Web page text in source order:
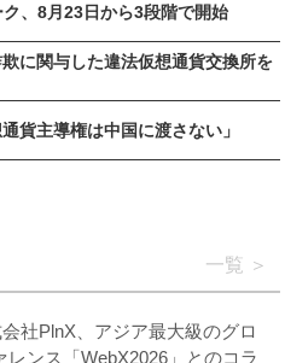
、8月23日から3段階で開始
に関与した違法仮想通貨交換所を
貨主導権は中国に渡さない」
一覧
社PlnX、アジア最大級のグロ
レンス「WebX2026」とのコラ